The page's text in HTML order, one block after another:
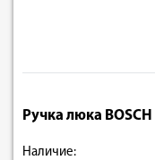
Ручка люка
Наличие: